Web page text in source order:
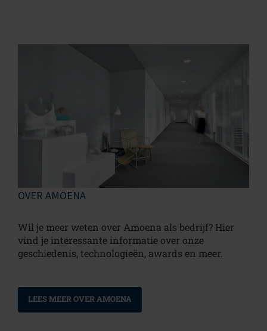
OVER AMOENA
Wil je meer weten over Amoena als bedrijf? Hier
vind je interessante informatie over onze
geschiedenis, technologieën, awards en meer.
LEES MEER OVER AMOENA